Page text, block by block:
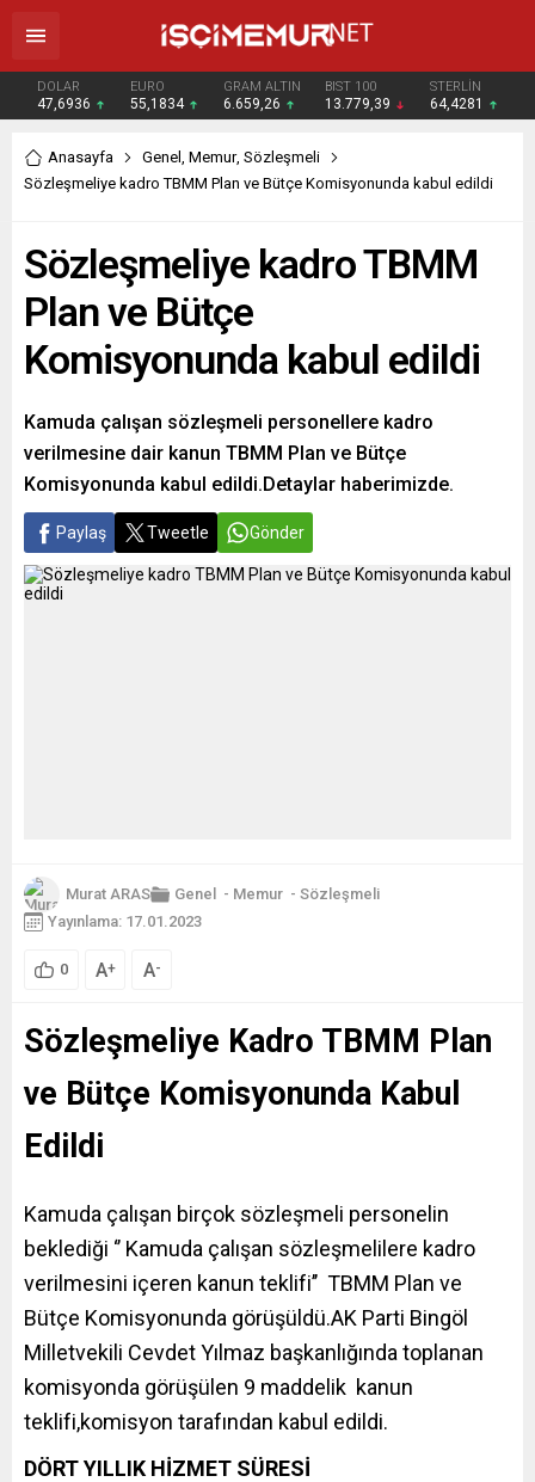
DOLAR
47,6936
EURO
55,1834
GRAM ALTIN
6.659,26
BIST 100
13.779,39
STERLİN
64,4281
Anasayfa Genel , Memur, Sözleşmeli
Sözleşmeliye kadro TBMM Plan ve Bütçe Komisyonunda kabul edildi
Sözleşmeliye kadro TBMM
Plan ve Bütçe
Komisyonunda kabul edildi
Kamuda çalışan sözleşmeli personellere kadro
verilmesine dair kanun TBMM Plan ve Bütçe
Komisyonunda kabul edildi.Detaylar haberimizde.
Paylaş Tweetle Gönder
Murat ARAS Genel - Memur - Sözleşmeli
Yayınlama: 17.01.2023
0 A+ A-
Sözleşmeliye Kadro TBMM Plan
ve Bütçe Komisyonunda Kabul
Edildi
Kamuda çalışan birçok sözleşmeli personelin
beklediği ‘’ Kamuda çalışan sözleşmelilere kadro
verilmesini içeren kanun teklifi’’ TBMM Plan ve
Bütçe Komisyonunda görüşüldü.AK Parti Bingöl
Milletvekili Cevdet Yılmaz başkanlığında toplanan
komisyonda görüşülen 9 maddelik kanun
teklifi,komisyon tarafından kabul edildi.
DÖRT YILLIK HİZMET SÜRESİ